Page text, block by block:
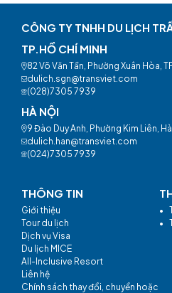
CÔNG TY TNHH DU LỊCH
TP.HỒ CHÍ MINH
82 Võ Văn Tần, Phường Xuân Hòa,
dulich.sgn@transviet.com
(028)7305 7939
HÀ NỘI
9 Đào Duy Anh, Phường Kim Liên,
dulich.han@transviet.com
(024)7305 7939
THÔNG TIN
Giới thiệu
Tour du lịch
Dịch vụ Visa
Du lịch MICE
All-Inclusive Resort
Liên hệ
Chính sách thay đổi, chuyển hoặc
•
•